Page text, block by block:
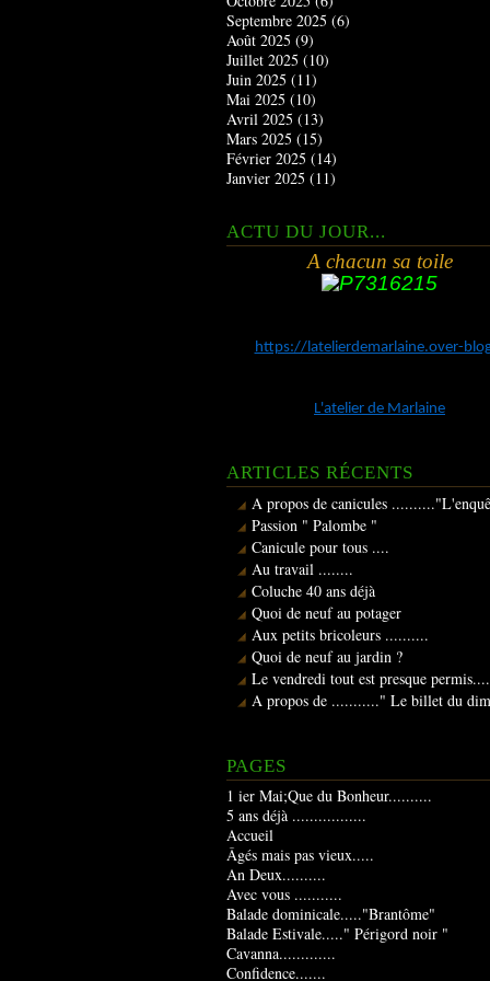
Septembre 2025 (6)
Août 2025 (9)
Juillet 2025 (10)
Juin 2025 (11)
Mai 2025 (10)
Avril 2025 (13)
Mars 2025 (15)
Février 2025 (14)
Janvier 2025 (11)
ACTU DU JOUR...
A chacun sa toile
https://latelierdemarlaine.over-
L'atelier de Marlaine
ARTICLES RÉCENTS
A propos de canicules
Passion " Palombe "
Canicule pour tous ....
Au travail ........
Coluche 40 ans déjà
Quoi de neuf au potager
Aux petits bricoleurs ..........
Quoi de neuf au jardin ?
Le vendredi tout est presque
A propos de ..........." Le billet du
PAGES
1 ier Mai;Que du Bonheur..........
5 ans déjà .................
Accueil
Âgés mais pas vieux.....
An Deux..........
Avec vous ...........
Balade dominicale....."Brantôme"
Balade Estivale....." Périgord noir "
Cavanna.............
Confidence.......